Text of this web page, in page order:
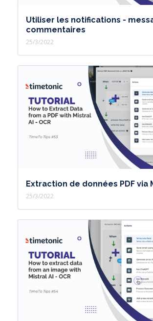
Utiliser les notifications -
commentaires
25/3/2022
Extraction de données PDF via
25/3/2022